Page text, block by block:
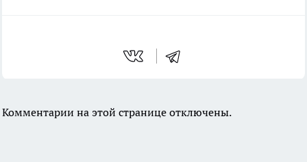
Комментарии на этой странице отключены.